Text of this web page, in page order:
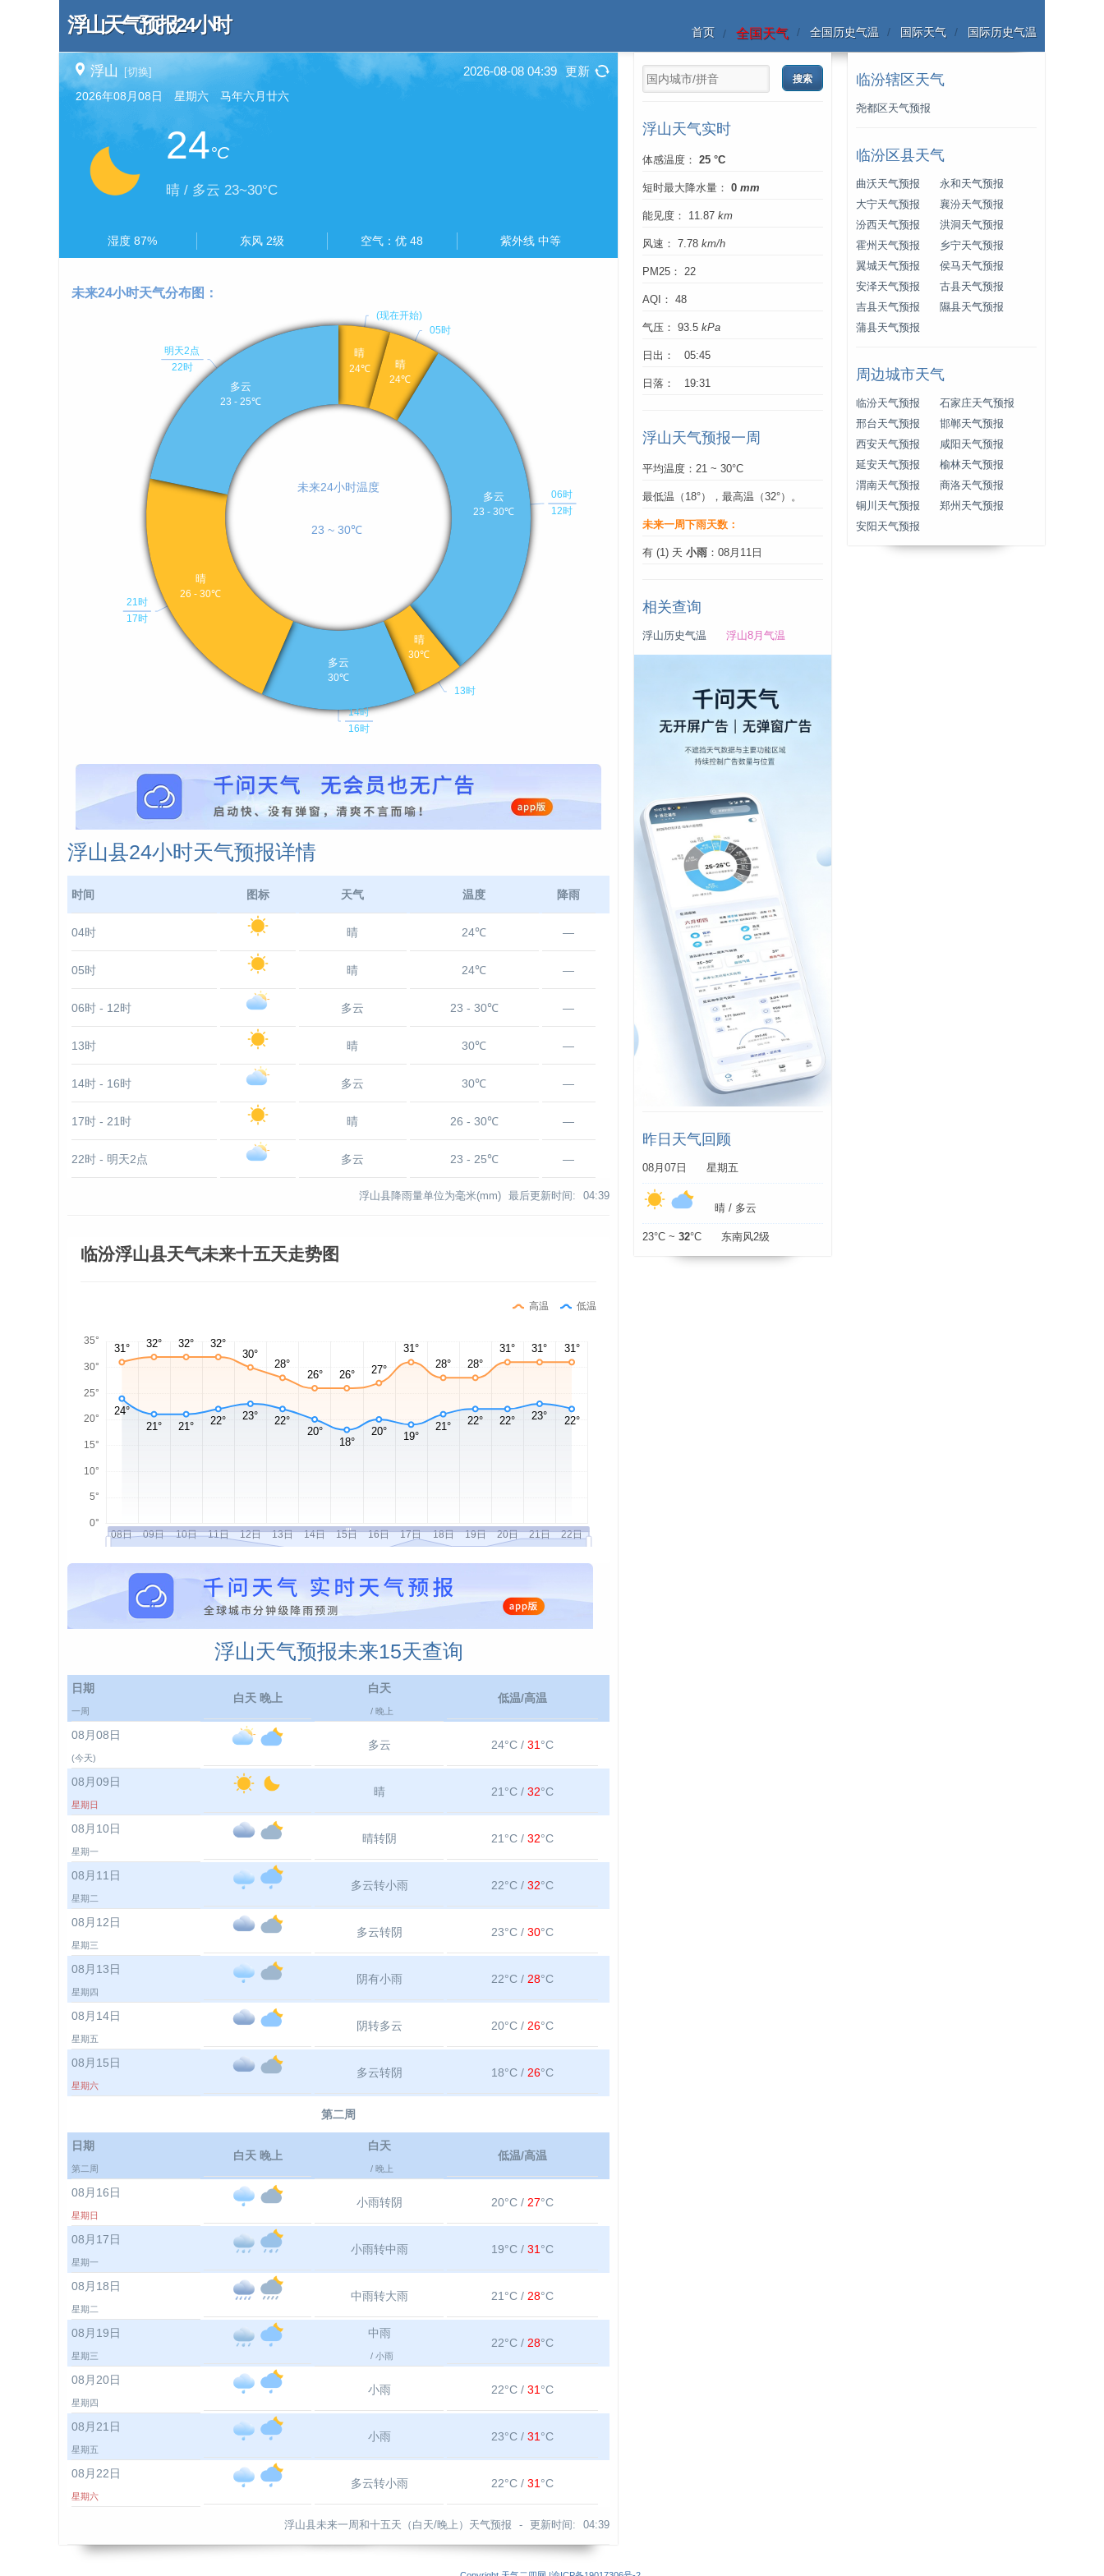
浮山天气预报24小时 首页 全国天气 全国历史气温 国际天气 国际历史气温
浮山 [切换] 2026-08-08 04:39 更新
2026年08月08日 星期六 马年六月廿六
24°C
晴 / 多云 23~30°C
湿度 87% 东风 2级 空气：优 48 紫外线 中等
浮山县24小时天气预报详情
时间 图标 天气 温度 降雨
04时 晴 24℃ —
05时 晴 24℃ —
06时 - 12时 多云 23 - 30℃ —
13时 晴 30℃ —
14时 - 16时 多云 30℃ —
17时 - 21时 晴 26 - 30℃ —
22时 - 明天2点 多云 23 - 25℃ —
浮山县降雨量单位为毫米(mm) 最后更新时间: 04:39
临汾浮山县天气未来十五天走势图
高温 低温
浮山天气预报未来15天查询
日期
一周
白天 晚上
白天
/ 晚上
低温/高温
08月08日
(今天)
多云 24°C /31 °C
08月09日
星期日
晴 21°C /32°C
08月10日
星期一
晴转阴 21°C /32°C
08月11日
星期二
多云转小雨 22°C /32°C
08月12日
星期三
多云转阴 23°C /30°C
08月13日
星期四
阴有小雨 22°C / 28°C
08月14日
星期五
阴转多云 20°C / 26°C
08月15日
星期六
多云转阴 18°C / 26°C
第二周
日期
第二周
白天 晚上
白天
/ 晚上
低温/高温
08月16日
星期日
小雨转阴 20°C / 27°C
08月17日
星期一
小雨转中雨 19°C /31 °C
08月18日
星期二
中雨转大雨 21°C / 28°C
08月19日
星期三
中雨
/ 小雨
22°C / 28°C
08月20日
星期四
小雨 22°C /31 °C
08月21日
星期五
小雨 23°C /31 °C
08月22日
星期六
多云转小雨 22°C /31 °C
浮山县未来一周和十五天（白天/晚上）天气预报 - 更新时间: 04:39
浮山天气实时
体感温度： 25 °C
短时最大降水量： 0 mm
能见度： 11.87 km
风速： 7.78 km/h
PM25： 22
AQI： 48
气压： 93.5 kPa
日出： 05:45
日落： 19:31
浮山天气预报一周
平均温度：21 ~ 30°C
最低温（18°），最高温（32°）。
未来一周下雨天数：
有 (1) 天 小雨 ：08月11日
相关查询
浮山历史气温 浮山8月气温
昨日天气回顾
08月07日 星期五
晴 / 多云
23°C ~ 32°C 东南风2级
临汾辖区天气
尧都区天气预报
临汾区县天气
曲沃天气预报
永和天气预报
大宁天气预报
襄汾天气预报
汾西天气预报
洪洞天气预报
霍州天气预报
乡宁天气预报
翼城天气预报
侯马天气预报
安泽天气预报
古县天气预报
吉县天气预报
隰县天气预报
蒲县天气预报
周边城市天气
临汾天气预报
石家庄天气预报
邢台天气预报
邯郸天气预报
西安天气预报
咸阳天气预报
延安天气预报
榆林天气预报
渭南天气预报
商洛天气预报
铜川天气预报
郑州天气预报
安阳天气预报